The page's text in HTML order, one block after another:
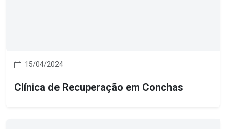
15/04/2024
Clínica de Recuperação em Conchas